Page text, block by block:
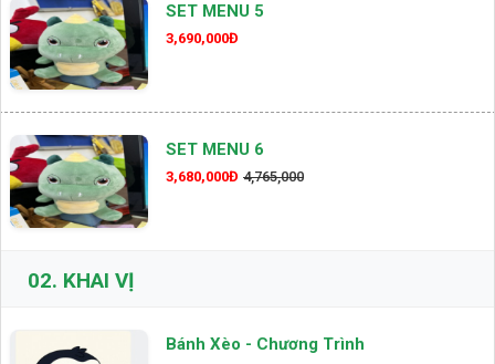
SET MENU 5
3,690,000Đ
SET MENU 6
3,680,000Đ 4,765,000
02. KHAI VỊ
Bánh Xèo - Chương Trình